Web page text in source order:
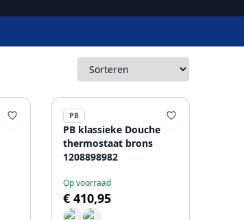
PB
PB klassieke Douche
thermostaat brons
1208898982
Op voorraad
€ 410,95